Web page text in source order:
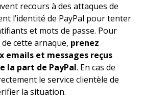
recours à des attaques de
l’identité de PayPal pour tenter
et mots de passe. Pour
cette arnaque, prenez
emails et messages reçus
la part de PayPal. En cas de
le service clientèle de
la situation.